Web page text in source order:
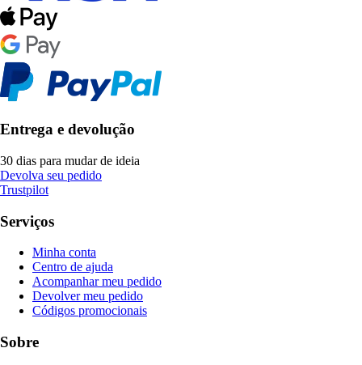
Entrega e devolução
30 dias para mudar de ideia
Devolva seu pedido
Trustpilot
Serviços
Minha conta
Centro de ajuda
Acompanhar meu pedido
Devolver meu pedido
Códigos promocionais
Sobre